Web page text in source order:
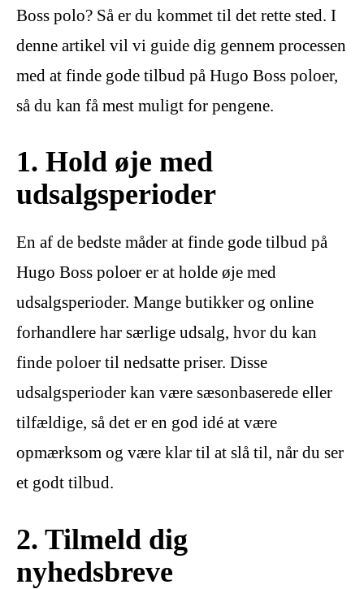
Boss polo? Så er du kommet til det rette sted. I
denne artikel vil vi guide dig gennem processen
med at finde gode tilbud på Hugo Boss poloer,
så du kan få mest muligt for pengene.
1. Hold øje med
udsalgsperioder
En af de bedste måder at finde gode tilbud på
Hugo Boss poloer er at holde øje med
udsalgsperioder. Mange butikker og online
forhandlere har særlige udsalg, hvor du kan
finde poloer til nedsatte priser. Disse
udsalgsperioder kan være sæsonbaserede eller
tilfældige, så det er en god idé at være
opmærksom og være klar til at slå til, når du ser
et godt tilbud.
2. Tilmeld dig
nyhedsbreve